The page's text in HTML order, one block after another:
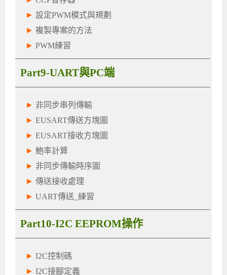
► 設定PWM模式與規劃
► 複製專案的方法
► PWM練習
Part9-UART與PC端
► 非同步串列傳輸
► EUSART傳送方塊圖
► EUSART接收方塊圖
► 鮑率計算
► 非同步傳輸時序圖
► 傳送接收處理
► UART傳送_練習
Part10-I2C EEPROM操作
► I2C控制碼
► I2C接腳定義